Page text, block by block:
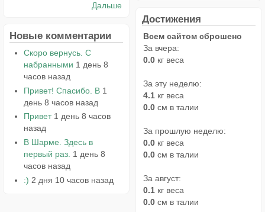
Дальше
Новые комментарии
Скоро вернусь. С
набранными 1 день 8
часов назад
Привет! Спасибо. В 1
день 8 часов назад
Привет 1 день 8 часов
назад
В Шарме. Здесь в
первый раз. 1 день 8
часов назад
:) 2 дня 10 часов назад
Достижения
Всем сайтом сброшено
За вчера:
0.0 кг веса
За эту неделю:
4.1 кг веса
0.0 см в талии
За прошлую неделю:
0.0 кг веса
0.0 см в талии
За август:
0.1 кг веса
0.0 см в талии